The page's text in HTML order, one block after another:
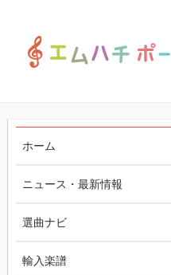
ホーム
ニュース・最新情報
選曲ナビ
輸入楽譜